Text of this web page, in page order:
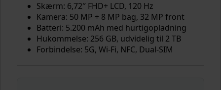
Skærm: 6,72″ FHD+ LCD, 120 Hz
Kamera: 50 MP + 8 MP bag, 32 MP front
Batteri: 5.200 mAh med hurtigopladning
Hukommelse: 256 GB, udvidelig til 2 TB
Forbindelse: 5G, Wi-Fi, NFC, Dual-SIM